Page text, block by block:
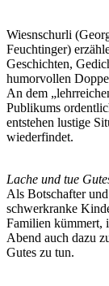
Wiesnschurli
Feuchtinger)
Geschichten,
humorvollen
An dem
Publikums
entstehen lustige
wiederfindet.
Lache und tue
Als Botschafter
schwerkranke
Familien kümmert,
Abend auch dazu
Gutes zu tun.